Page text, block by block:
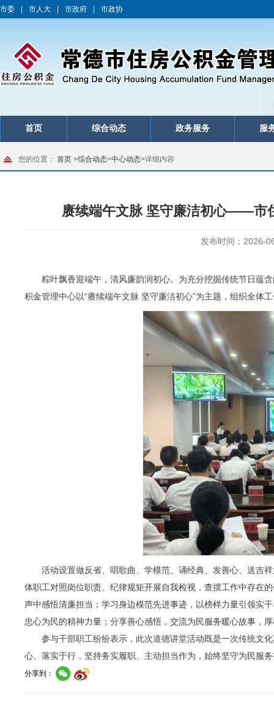
市委 市人大 市政府 市政协
首页 综合动态 政务服务 服
您的位置： 首页 >综合动态>中心动态>详细内容
赓续端午文脉 坚守廉洁初心——市
发布时间：2026-
粽叶飘香迎端午，清风廉韵润初心。为充分挖掘传统节日蕴
积金管理中心以“赓续端午文脉 坚守廉洁初心”为主题，组织全体
活动设置做反省、唱歌曲、学模范、诵经典、发善心、送吉
体职工对照岗位职责、纪律规矩开展自我检视，查摆工作中存在
声中感悟清廉担当；学习身边模范先进事迹，以榜样力量引领实
忠心为民的精神力量；分享善心感悟，交流为民服务暖心故事，
参与干部职工纷纷表示，此次道德讲堂活动既是一次传统文
心、落实于行，坚持务实履职、主动担当作为，始终坚守为民服
分享到：